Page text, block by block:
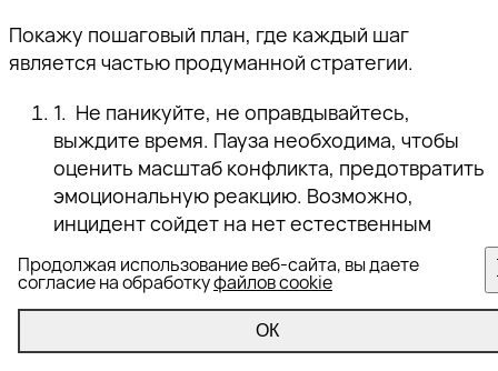
Продолжая использование веб-сайта, вы даете
согласие на обработкуфайлов cookie
ОК
Покажу пошаговый план, где каждый шаг
является частью продуманной стратегии.
Не паникуйте, не оправдывайтесь,
выждите время. Пауза необходима, чтобы
оценить масштаб конфликта, предотвратить
эмоциональную реакцию. Возможно,
инцидент сойдет на нет естественным
образом в течение короткого медийного
цикла. Это время — примерно сутки —
следует использовать для сбора данных,
первичного анализа угроз.
Составьте план действий, распределите